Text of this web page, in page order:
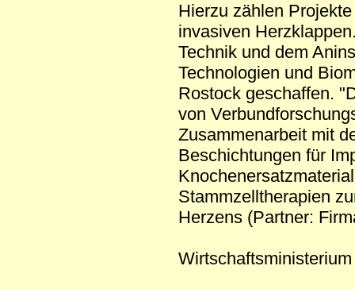
Hierzu zählen
invasiven
Technik und dem
Technologien und
Rostock geschaffen.
von
Zusammenarbeit mit
Beschichtungen für
Stammzelltherapien
Herzens (Partner: